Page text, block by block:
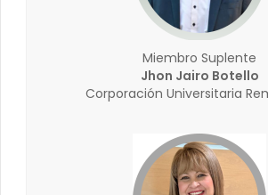
Miembro Suplente
Jhon Jairo Botello
Corporación Universitaria